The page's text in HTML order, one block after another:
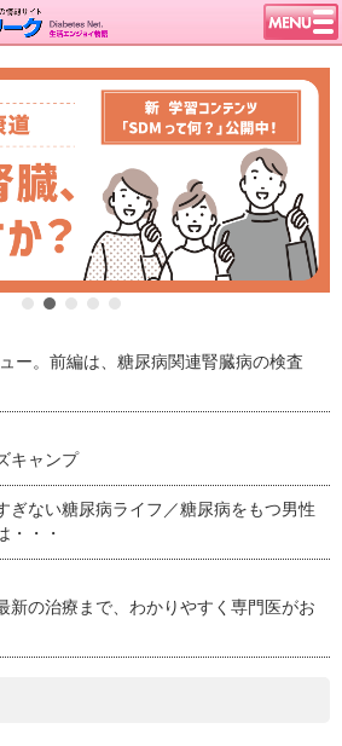
ー。前編は、糖尿病関連腎臓病の検査
キャンプ
ぎない糖尿病ライフ／糖尿病をもつ男性
・・・
新の治療まで、わかりやすく専門医がお